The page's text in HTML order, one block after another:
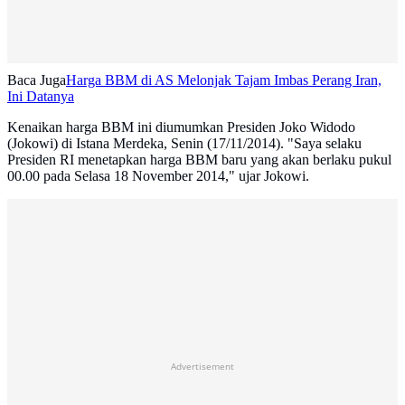
Baca JugaHarga BBM di AS Melonjak Tajam Imbas Perang Iran,
Ini Datanya
Kenaikan harga BBM ini diumumkan Presiden Joko Widodo
(Jokowi) di Istana Merdeka, Senin (17/11/2014). "Saya selaku
Presiden RI menetapkan harga BBM baru yang akan berlaku pukul
00.00 pada Selasa 18 November 2014," ujar Jokowi.
Advertisement